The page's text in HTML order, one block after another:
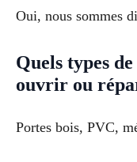
Oui, nous sommes
Quels types
ouvrir ou
Portes bois, PVC,